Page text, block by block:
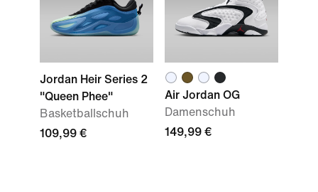
Jordan Heir Series 2
"Queen Phee"
Basketballschuh
109,99 €
Air Jordan OG
Damenschuh
149,99 €